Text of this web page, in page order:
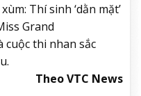
Thí sinh ‘dằn mặt’
Grand
cuộc thi nhan sắc
Theo VTC News